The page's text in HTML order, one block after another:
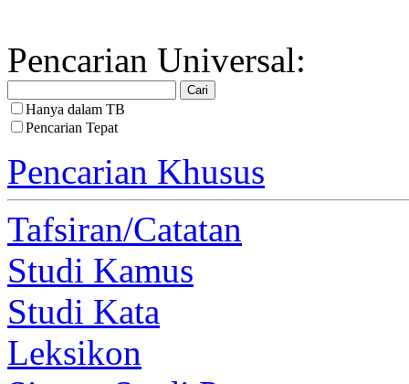
Pencarian Universal:
Hanya dalam TB
Pencarian Tepat
Pencarian Khusus
Tafsiran/Catatan
Studi Kamus
Studi Kata
Leksikon